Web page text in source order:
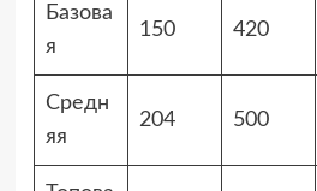
Базова
я
150 420
Средн
яя
204 500